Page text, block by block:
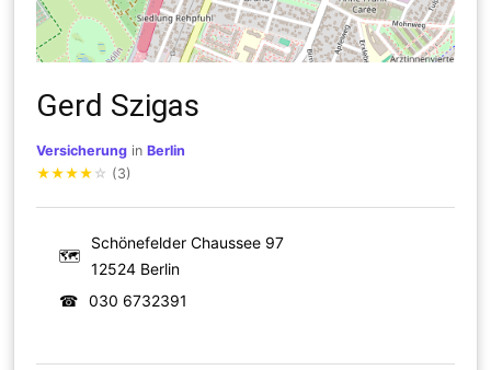
Gerd Szigas
Versicherung inBerlin
★★★★ ☆ (3)
🗺
Schönefelder Chaussee 97
12524 Berlin
☎
030 6732391